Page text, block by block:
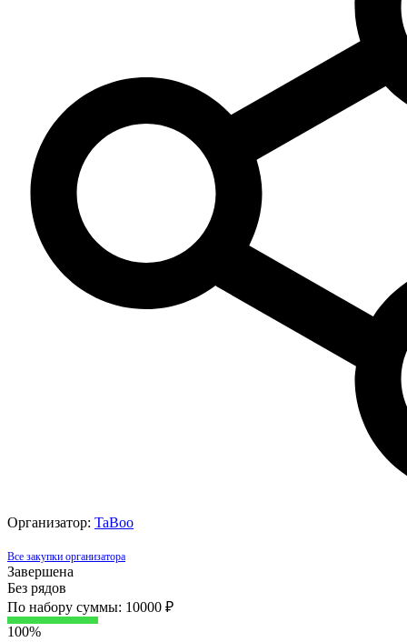
Организатор: TaBoo
Все закупки организатора
Завершена
Без рядов
По набору суммы: 10000 ₽
100%